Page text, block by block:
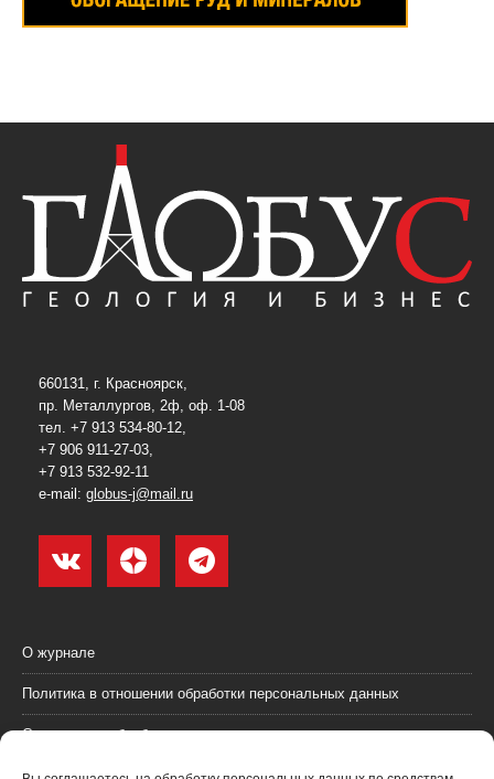
660131, г. Красноярск,
пр. Металлургов, 2ф, оф. 1-08
тел. +7 913 534-80-12,
+7 906 911-27-03,
+7 913 532-92-11
e-mail: globus-j@mail.ru
О журнале
Политика в отношении обработки персональных данных
Согласие на обработку персональных данных
Пользовательское соглашение (оферта)